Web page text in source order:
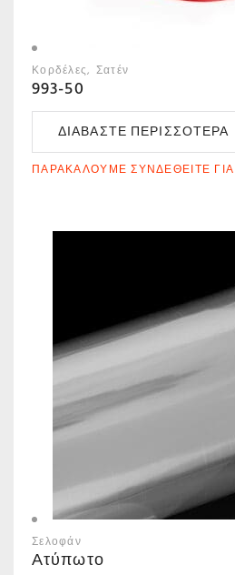
Κορδέλες Σατέν
993-50
ΔΙΑΒΆΣΤΕ ΠΕΡΙΣΣΌΤΕΡΑ
ΠΑΡΑΚΑΛΟΎΜΕ ΣΥΝΔΕΘΕΊΤΕ ΓΙΑ
Σελοφάν
Ατύπωτο